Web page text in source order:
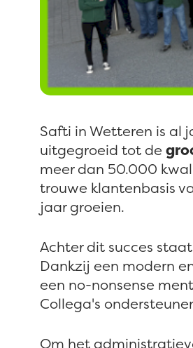
Safti in Wetteren is al
uitgegroeid tot de
meer dan 50.000
trouwe klantenbasis
jaar groeien.
Achter dit succes
Dankzij een modern
een no-nonsense
Collega's
Om het